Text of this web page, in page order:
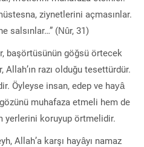
ziynetlerini açmasınlar.
salsınlar…” (Nûr, 31)
başörtüsünün göğsü örtecek
razı olduğu tesettürdür.
Öyleyse insan, edep ve hayâ
muhafaza etmeli hem de
yerlerini koruyup örtmelidir.
Allah’a karşı hayâyı namaz